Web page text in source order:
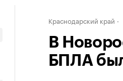
Краснодарский край
В
БПЛА